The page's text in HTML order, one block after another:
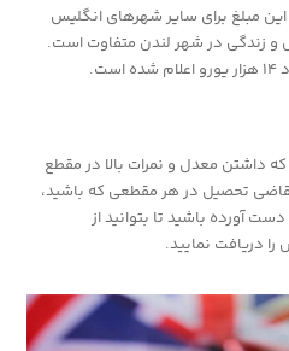
مبلغ برای سایر شهرهای انگلیس
و زندگی در شهر لندن متفاوت است.
داشتن معدل و نمرات بالا در مقطع
تحصیل در هر مقطعی که باشید،
آورده باشید تا بتوانید از
دریافت نمایید.